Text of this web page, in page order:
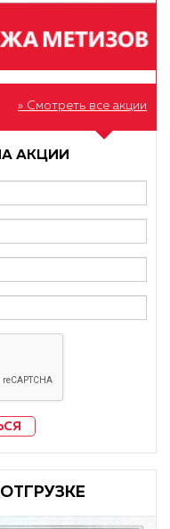
» Смотреть все акции
АКЦИИ